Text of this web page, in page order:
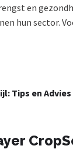
en
hun sector.
Tips en Advies